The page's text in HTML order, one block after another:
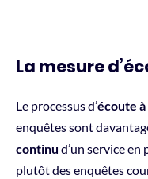
La mesure
Le processus d’écoute à
enquêtes sont
continu d’un service en
plutôt des enquêtes